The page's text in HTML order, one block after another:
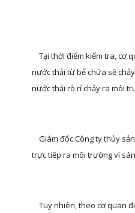
    Tại thời điểm kiểm tra, cơ quan công an phát hiện công ty đã dùng máy bơm hút nước thải từ quá trình chế biến Surimi chưa qua xử lý ra môi trường. Theo đó,
nước thải từ bể chứa sẽ
nước thải rò rỉ chảy ra môi
Giám đốc Công ty thủy
trực tiếp ra môi trường vì
    Tuy nhiên, theo cơ quan điều tra thì trong quá trình theo dõi đã phát hiện công ty trên nhiều lần xả thải chưa qua xử lý ra môi trường. Lực lượng chức năng đã